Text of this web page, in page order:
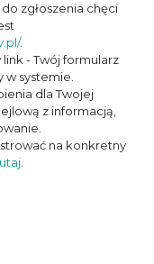
zgłoszenia chęci
.
- Twój formularz
w systemie.
dla Twojej
z informacją,
na konkretny
.